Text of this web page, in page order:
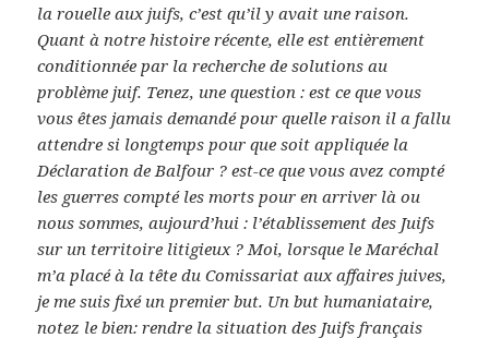
la rouelle aux juifs, c’est qu’il y avait une raison.
Quant à notre histoire récente, elle est entièrement
conditionnée par la recherche de solutions au
problème juif. Tenez, une question : est ce que vous
vous êtes jamais demandé pour quelle raison il a fallu
attendre si longtemps pour que soit appliquée la
Déclaration de Balfour ? est-ce que vous avez compté
les guerres compté les morts pour en arriver là ou
nous sommes, aujourd’hui : l’établissement des Juifs
sur un territoire litigieux ? Moi, lorsque le Maréchal
m’a placé à la tête du Comissariat aux affaires juives,
je me suis fixé un premier but. Un but humaniataire,
notez le bien: rendre la situation des Juifs français